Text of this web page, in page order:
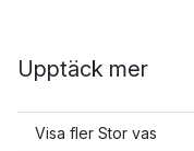
Upptäck mer
Visa fler Stor vas